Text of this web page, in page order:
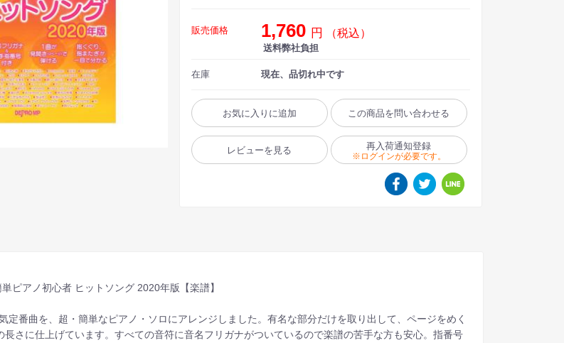
販売価格 1,760 円 （税込）
送料弊社負担
在庫 現在、品切れ中です
お気に入りに追加 この商品を問い合わせる
レビューを見る 再入荷通知登録
※ログインが必要です。
ピアノ初心者 ヒットソング 2020年版【楽譜】
定番曲を、超・簡単なピアノ・ソロにアレンジしました。有名な部分だけを取り出して、ページをめく
長さに仕上げています。すべての音符に音名フリガナがついているので楽譜の苦手な方も安心。指番号